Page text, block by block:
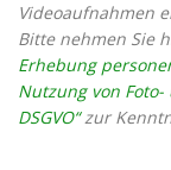
Videoaufnahmen
Bitte nehmen Sie
Erhebung
Nutzung von
DSGVO“zur